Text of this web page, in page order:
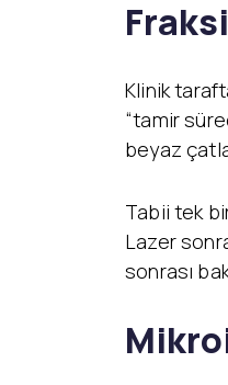
Klinik
“tamir
beyaz
Tabii tek
Lazer
sonrası